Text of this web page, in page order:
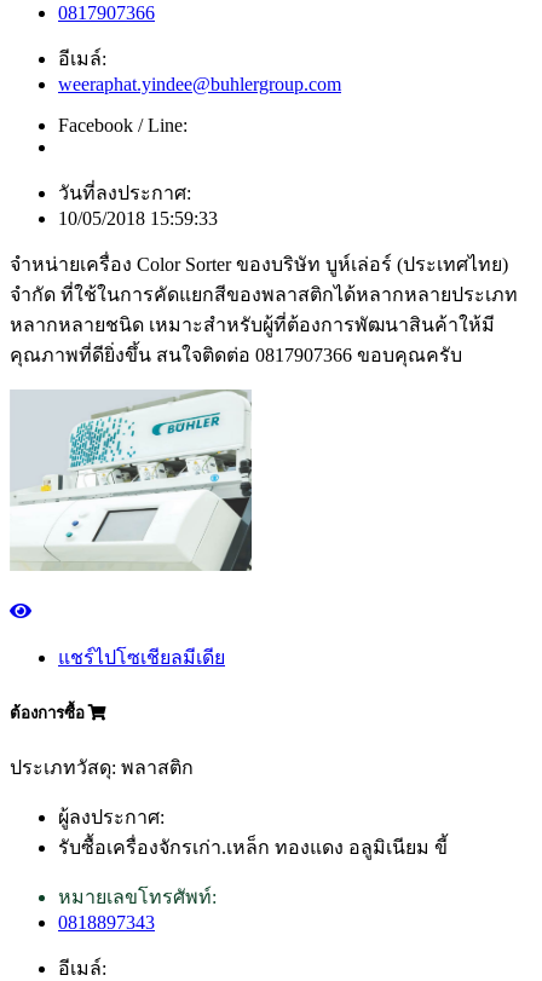
0817907366
อีเมล์:
weeraphat.yindee@buhlergroup.com
Facebook / Line:
วันที่ลงประกาศ:
10/05/2018 15:59:33
จำหน่ายเครื่อง Color Sorter ของบริษัท บูห์เล่อร์ (ประเทศไทย)
จำกัด ที่ใช้ในการคัดแยกสีของพลาสติกได้หลากหลายประเภท
หลากหลายชนิด เหมาะสำหรับผู้ที่ต้องการพัฒนาสินค้าให้มี
คุณภาพที่ดียิ่งขึ้น สนใจติดต่อ 0817907366 ขอบคุณครับ
แชร์ไปโซเชียลมีเดีย
ต้องการซื้อ
ประเภทวัสดุ: พลาสติก
ผู้ลงประกาศ:
รับซื้อเครื่องจักรเก่า.เหล็ก ทองแดง อลูมิเนียม ขี้
หมายเลขโทรศัพท์:
0818897343
อีเมล์: